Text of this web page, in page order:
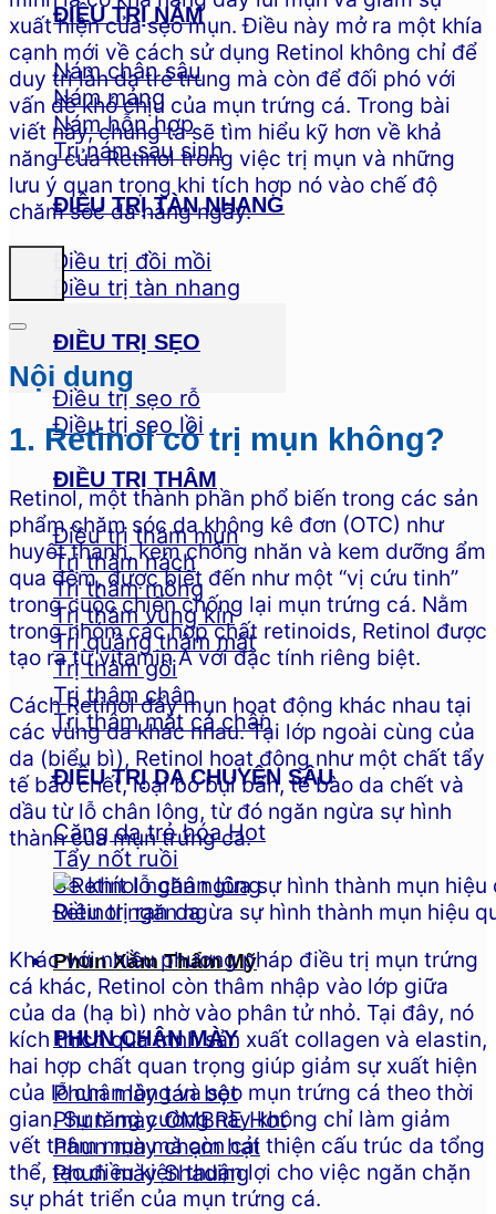
ĐIỀU TRỊ NÁM
Nám chân sâu
Nám mảng
Nám hỗn hợp
Trị nám sau sinh
ĐIỀU TRỊ TÀN NHANG
Điều trị đồi mồi
Điều trị tàn nhang
ĐIỀU TRỊ SẸO
Điều trị sẹo rỗ
Điều trị sẹo lồi
ĐIỀU TRỊ THÂM
Điều trị thâm mụn
Trị thâm nách
Trị thâm mông
Trị thâm vùng kín
Trị quầng thâm mắt
Trị thâm gối
Trị thâm chân
Trị thâm mắt cá chân
ĐIỀU TRỊ DA CHUYÊN SÂU
Căng da trẻ hóa
Tẩy nốt ruồi
Se khít lỗ chân lông
Điều trị rạn da
Phun Xăm Thẩm Mỹ
PHUN CHÂN MÀY
Phun mày tán bột
Phun mày OMBRE
Phun mày chạm hạt
Phun mày Shading
xuất hiện của sẹo mụn. Điều này mở ra một khía
cạnh mới về cách sử dụng Retinol không chỉ để
duy trì làn da trẻ trung mà còn để đối phó với
vấn đề khó chịu của mụn trứng cá. Trong bài
viết này, chúng ta sẽ tìm hiểu kỹ hơn về khả
năng của Retinol trong việc trị mụn và những
lưu ý quan trọng khi tích hợp nó vào chế độ
chăm sóc da hàng ngày.
Nội dung
1. Retinol có trị mụn không?
Retinol, một thành phần phổ biến trong các sản
phẩm chăm sóc da không kê đơn (OTC) như
huyết thanh, kem chống nhăn và kem dưỡng ẩm
qua đêm, được biết đến như một “vị cứu tinh”
trong cuộc chiến chống lại mụn trứng cá. Nằm
trong nhóm các hợp chất retinoids, Retinol được
tạo ra từ vitamin A với đặc tính riêng biệt.
Cách Retinol đẩy mụn hoạt động khác nhau tại
các vùng da khác nhau. Tại lớp ngoài cùng của
da (biểu bì), Retinol hoạt động như một chất tẩy
tế bào chết, loại bỏ bụi bẩn, tế bào da chết và
dầu từ lỗ chân lông, từ đó ngăn ngừa sự hình
thành của mụn trứng cá.
Retinol ngăn ngừa sự hình thành mụn hiệu
Khác với nhiều phương pháp điều trị mụn trứng
cá khác, Retinol còn thâm nhập vào lớp giữa
của da (hạ bì) nhờ vào phân tử nhỏ. Tại đây, nó
kích thích quá trình sản xuất collagen và elastin,
hai hợp chất quan trọng giúp giảm sự xuất hiện
của lỗ chân lông và sẹo mụn trứng cá theo thời
gian. Sự tăng cường này không chỉ làm giảm
vết thâm mụn mà còn cải thiện cấu trúc da tổng
thể, tạo điều kiện thuận lợi cho việc ngăn chặn
sự phát triển của mụn trứng cá.